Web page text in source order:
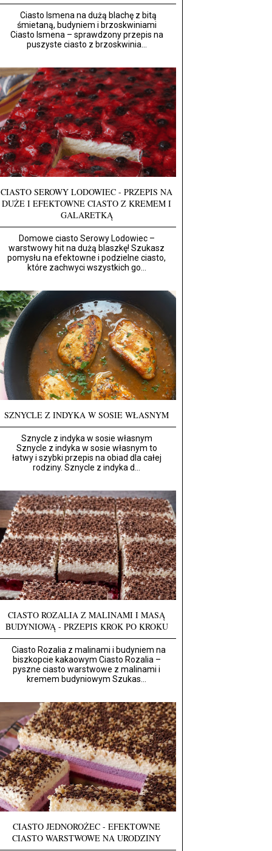
Ciasto Ismena na dużą blachę z bitą
śmietaną, budyniem i brzoskwiniami
Ciasto Ismena – sprawdzony przepis na
puszyste ciasto z brzoskwinia...
CIASTO SEROWY LODOWIEC - PRZEPIS NA
DUŻE I EFEKTOWNE CIASTO Z KREMEM I
GALARETKĄ
Domowe ciasto Serowy Lodowiec –
warstwowy hit na dużą blaszkę! Szukasz
pomysłu na efektowne i podzielne ciasto,
które zachwyci wszystkich go...
SZNYCLE Z INDYKA W SOSIE WŁASNYM
Sznycle z indyka w sosie własnym
Sznycle z indyka w sosie własnym to
łatwy i szybki przepis na obiad dla całej
rodziny. Sznycle z indyka d...
CIASTO ROZALIA Z MALINAMI I MASĄ
BUDYNIOWĄ - PRZEPIS KROK PO KROKU
Ciasto Rozalia z malinami i budyniem na
biszkopcie kakaowym Ciasto Rozalia –
pyszne ciasto warstwowe z malinami i
kremem budyniowym Szukas...
CIASTO JEDNOROŻEC - EFEKTOWNE
CIASTO WARSTWOWE NA URODZINY